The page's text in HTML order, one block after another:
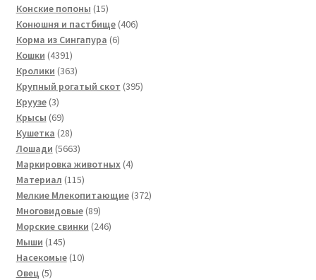
товаров
Конские попоны 1515
товаров
Конюшня и пастбище 406406
Корма из Сингапура 66
Кошки 43914391
товар
Кролики 363363
товара
Крупный рогатый скот 395395
Круузе 33
товара
Крысы 6969
товаров
Кушетка 2828
товаров
Лошади 56635663
товара
Маркировка животных 44
Материал 115115
товаров
Мелкие Млекопитающие 372372
Многовидовые 8989
товаров
Морские свинки 246246
Мыши 145145
товаров
Насекомые 1010
Овец 55